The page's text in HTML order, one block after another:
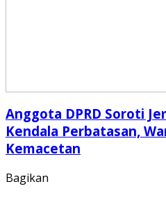
Anggota DPRD Soroti
Kendala Perbatasan,
Kemacetan
Bagikan